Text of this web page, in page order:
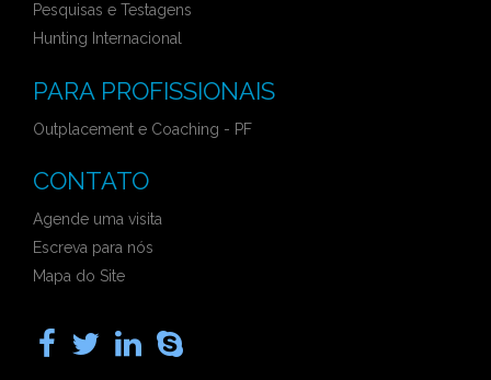
Pesquisas e Testagens
Hunting Internacional
PARA PROFISSIONAIS
Outplacement e Coaching - PF
CONTATO
Agende uma visita
Escreva para nós
Mapa do Site